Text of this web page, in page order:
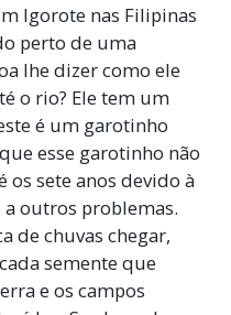
Igorote nas Filipinas
perto de uma
lhe dizer como ele
o rio? Ele tem um
é um garotinho
esse garotinho não
os sete anos devido à
a outros problemas.
de chuvas chegar,
semente que
e os campos